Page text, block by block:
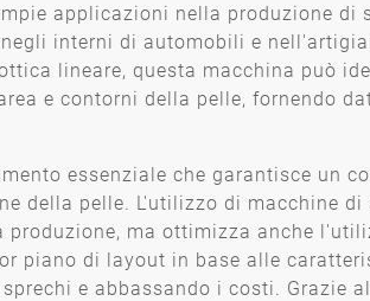
applicazioni nella produzione di
interni di automobili e
lineare, questa macchina può
e contorni della pelle, fornendo
essenziale che garantisce un
della pelle. L'utilizzo di macchine di
ma ottimizza anche
piano di layout in base alle
e abbassando i costi. Grazie